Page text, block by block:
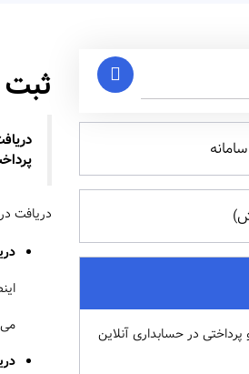
در حسابداری آنلاین
دریافت در سامانه